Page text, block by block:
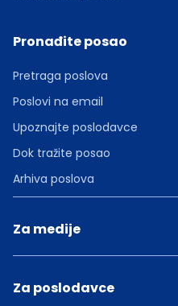
Pronađite posao
Pretraga poslova
Poslovi na email
Upoznajte poslodavce
Dok tražite posao
Arhiva poslova
Za medije
Za poslodavce